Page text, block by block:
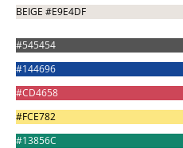
BEIGE #E9E4DF
#545454
#144696
#CD4658
#FCE782
#13856C